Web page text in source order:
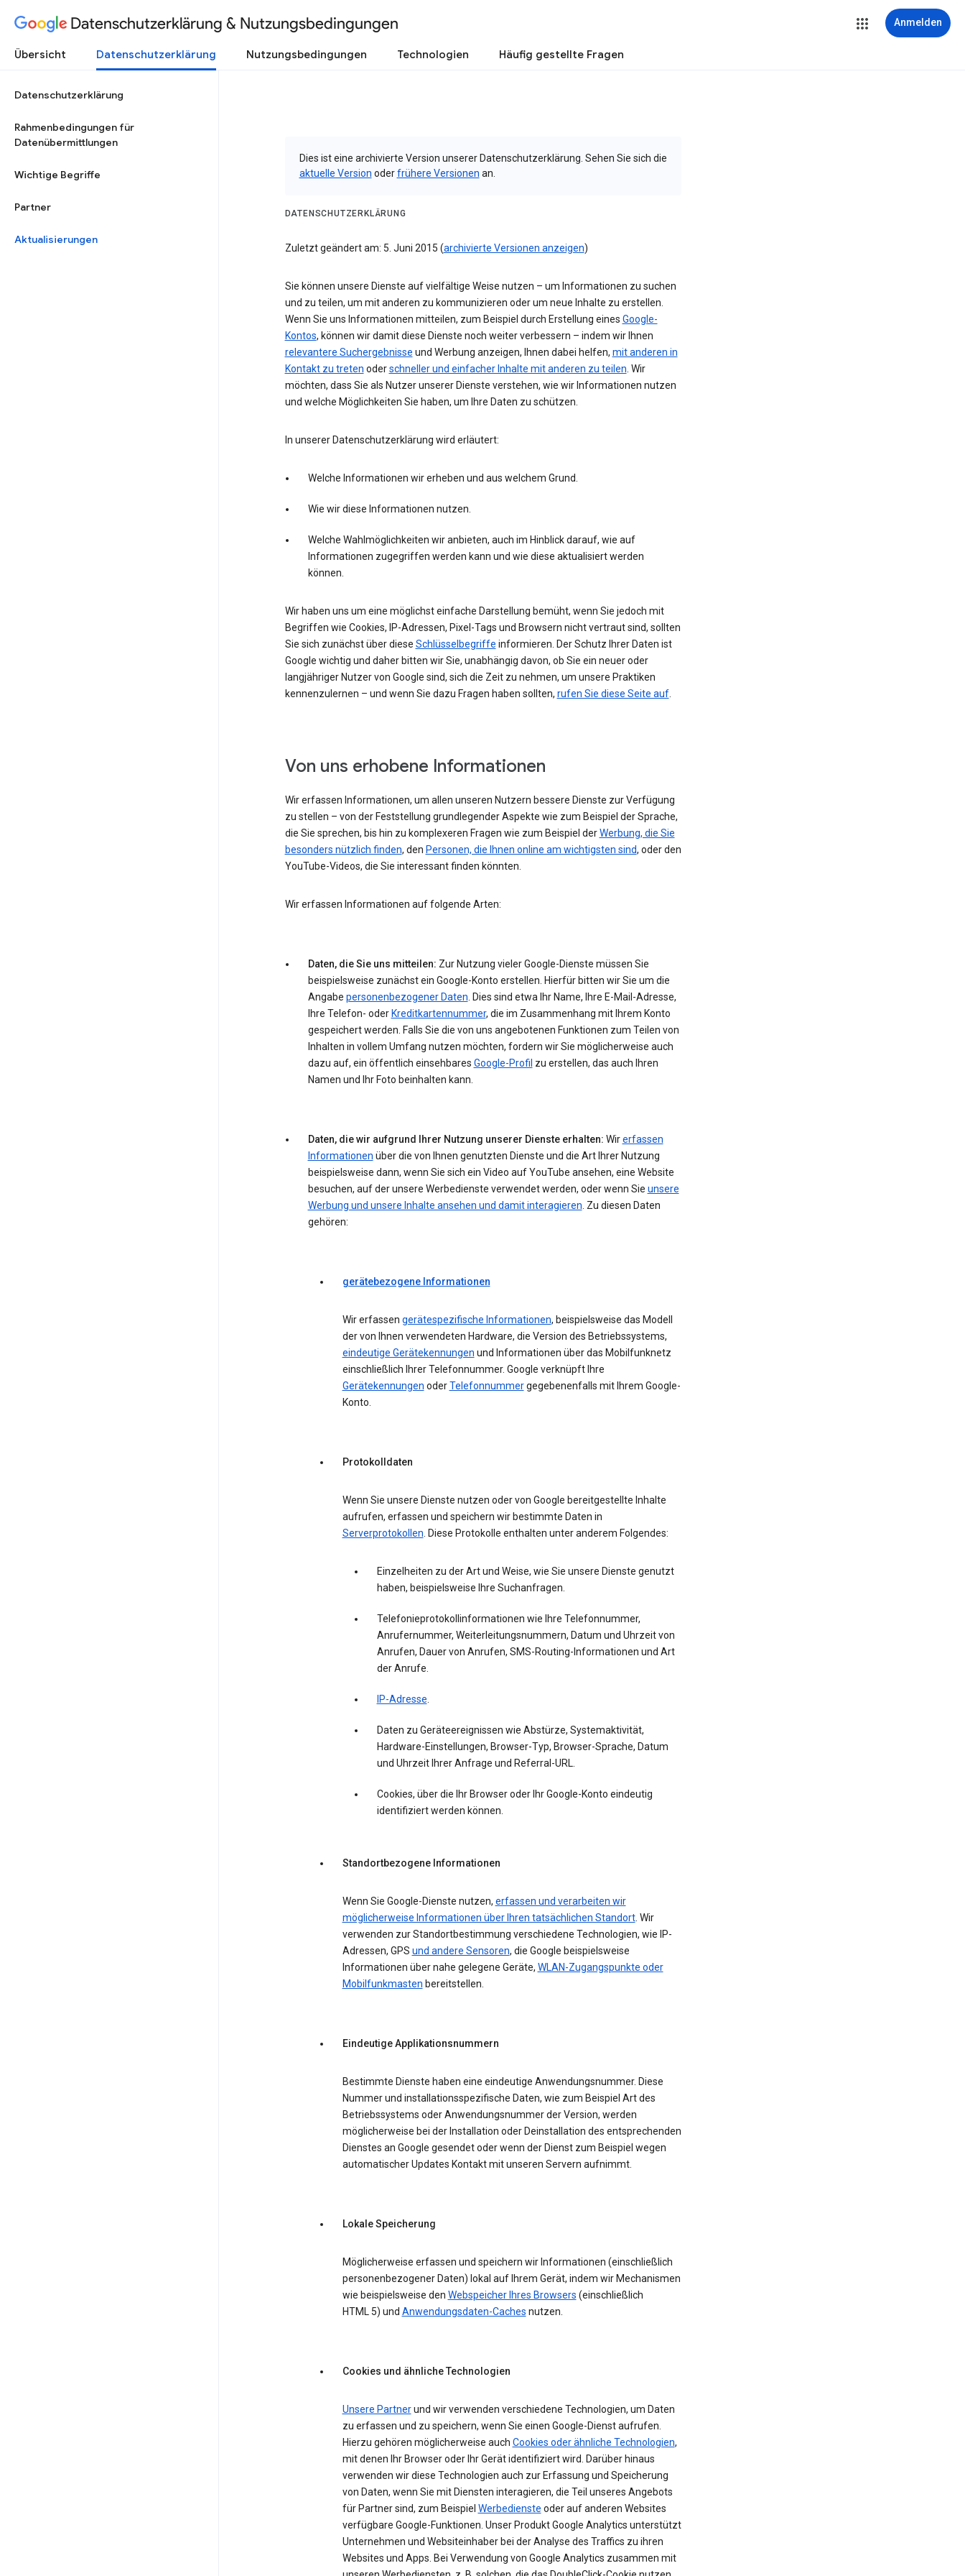
Datenschutzerklärung & Nutzungsbedingungen Anmelden
Übersicht Datenschutzerklärung Nutzungsbedingungen Technologien Häufig gestellte Fragen
Datenschutzerklärung
Rahmenbedingungen für
Datenübermittlungen
Wichtige Begriffe
Partner
Aktualisierungen
Dies ist eine archivierte Version unserer Datenschutzerklärung. Sehen Sie sich die
aktuelle Version oderfrühere Versionen an.
DATENSCHUTZERKLÄRUNG
Zuletzt geändert am: 5. Juni 2015 (archivierte Versionen anzeigen)
Sie können unsere Dienste auf vielfältige Weise nutzen – um Informationen zu suchen
und zu teilen, um mit anderen zu kommunizieren oder um neue Inhalte zu erstellen.
Wenn Sie uns Informationen mitteilen, zum Beispiel durch Erstellung eines Google-
Kontos, können wir damit diese Dienste noch weiter verbessern – indem wir Ihnen
relevantere Suchergebnisse und Werbung anzeigen, Ihnen dabei helfen, mit anderen in
Kontakt zu treten oderschneller und einfacher Inhalte mit anderen zu teilen. Wir
möchten, dass Sie als Nutzer unserer Dienste verstehen, wie wir Informationen nutzen
und welche Möglichkeiten Sie haben, um Ihre Daten zu schützen.
In unserer Datenschutzerklärung wird erläutert:
Welche Informationen wir erheben und aus welchem Grund.
Wie wir diese Informationen nutzen.
Welche Wahlmöglichkeiten wir anbieten, auch im Hinblick darauf, wie auf
Informationen zugegriffen werden kann und wie diese aktualisiert werden
können.
Wir haben uns um eine möglichst einfache Darstellung bemüht, wenn Sie jedoch mit
Begriffen wie Cookies, IP-Adressen, Pixel-Tags und Browsern nicht vertraut sind, sollten
Sie sich zunächst über diese Schlüsselbegriffe informieren. Der Schutz Ihrer Daten ist
Google wichtig und daher bitten wir Sie, unabhängig davon, ob Sie ein neuer oder
langjähriger Nutzer von Google sind, sich die Zeit zu nehmen, um unsere Praktiken
kennenzulernen – und wenn Sie dazu Fragen haben sollten, rufen Sie diese Seite auf.
Von uns erhobene Informationen
Wir erfassen Informationen, um allen unseren Nutzern bessere Dienste zur Verfügung
zu stellen – von der Feststellung grundlegender Aspekte wie zum Beispiel der Sprache,
die Sie sprechen, bis hin zu komplexeren Fragen wie zum Beispiel derWerbung, die Sie
besonders nützlich finden, den Personen, die Ihnen online am wichtigsten sind, oder den
YouTube-Videos, die Sie interessant finden könnten.
Wir erfassen Informationen auf folgende Arten:
Daten, die Sie uns mitteilen: Zur Nutzung vieler Google-Dienste müssen Sie
beispielsweise zunächst ein Google-Konto erstellen. Hierfür bitten wir Sie um die
Angabe personenbezogener Daten. Dies sind etwa Ihr Name, Ihre E-Mail-Adresse,
Ihre Telefon- oder Kreditkartennummer, die im Zusammenhang mit Ihrem Konto
gespeichert werden. Falls Sie die von uns angebotenen Funktionen zum Teilen von
Inhalten in vollem Umfang nutzen möchten, fordern wir Sie möglicherweise auch
dazu auf, ein öffentlich einsehbares Google-Profil zu erstellen, das auch Ihren
Namen und Ihr Foto beinhalten kann.
Daten, die wir aufgrund Ihrer Nutzung unserer Dienste erhalten: Wirerfassen
Informationen über die von Ihnen genutzten Dienste und die Art Ihrer Nutzung
beispielsweise dann, wenn Sie sich ein Video auf YouTube ansehen, eine Website
besuchen, auf der unsere Werbedienste verwendet werden, oder wenn Sie unsere
Werbung und unsere Inhalte ansehen und damit interagieren. Zu diesen Daten
gehören:
gerätebezogene Informationen
Wir erfassen gerätespezifische Informationen, beispielsweise das Modell
der von Ihnen verwendeten Hardware, die Version des Betriebssystems,
eindeutige Gerätekennungen und Informationen über das Mobilfunknetz
einschließlich Ihrer Telefonnummer. Google verknüpft Ihre
Gerätekennungen oderTelefonnummergegebenenfalls mit Ihrem Google-
Konto.
Protokolldaten
Wenn Sie unsere Dienste nutzen oder von Google bereitgestellte Inhalte
aufrufen, erfassen und speichern wir bestimmte Daten in
Serverprotokollen. Diese Protokolle enthalten unter anderem Folgendes:
Einzelheiten zu der Art und Weise, wie Sie unsere Dienste genutzt
haben, beispielsweise Ihre Suchanfragen.
Telefonieprotokollinformationen wie Ihre Telefonnummer,
Anrufernummer, Weiterleitungsnummern, Datum und Uhrzeit von
Anrufen, Dauer von Anrufen, SMS-Routing-Informationen und Art
der Anrufe.
IP-Adresse.
Daten zu Geräteereignissen wie Abstürze, Systemaktivität,
Hardware-Einstellungen, Browser-Typ, Browser-Sprache, Datum
und Uhrzeit Ihrer Anfrage und Referral-URL.
Cookies, über die Ihr Browser oder Ihr Google-Konto eindeutig
identifiziert werden können.
Standortbezogene Informationen
Wenn Sie Google-Dienste nutzen, erfassen und verarbeiten wir
möglicherweise Informationen über Ihren tatsächlichen Standort. Wir
verwenden zur Standortbestimmung verschiedene Technologien, wie IP-
Adressen, GPS und andere Sensoren, die Google beispielsweise
Informationen über nahe gelegene Geräte, WLAN-Zugangspunkte oder
Mobilfunkmasten bereitstellen.
Eindeutige Applikationsnummern
Bestimmte Dienste haben eine eindeutige Anwendungsnummer. Diese
Nummer und installationsspezifische Daten, wie zum Beispiel Art des
Betriebssystems oder Anwendungsnummer der Version, werden
möglicherweise bei der Installation oder Deinstallation des entsprechenden
Dienstes an Google gesendet oder wenn der Dienst zum Beispiel wegen
automatischer Updates Kontakt mit unseren Servern aufnimmt.
Lokale Speicherung
Möglicherweise erfassen und speichern wir Informationen (einschließlich
personenbezogener Daten) lokal auf Ihrem Gerät, indem wir Mechanismen
wie beispielsweise den Webspeicher Ihres Browsers (einschließlich
HTML 5) und Anwendungsdaten-Caches nutzen.
Cookies und ähnliche Technologien
Unsere Partnerund wir verwenden verschiedene Technologien, um Daten
zu erfassen und zu speichern, wenn Sie einen Google-Dienst aufrufen.
Hierzu gehören möglicherweise auch Cookies oder ähnliche Technologien,
mit denen Ihr Browser oder Ihr Gerät identifiziert wird. Darüber hinaus
verwenden wir diese Technologien auch zur Erfassung und Speicherung
von Daten, wenn Sie mit Diensten interagieren, die Teil unseres Angebots
für Partner sind, zum Beispiel Werbedienste oder auf anderen Websites
verfügbare Google-Funktionen. Unser Produkt Google Analytics unterstützt
Unternehmen und Websiteinhaber bei der Analyse des Traffics zu ihren
Websites und Apps. Bei Verwendung von Google Analytics zusammen mit